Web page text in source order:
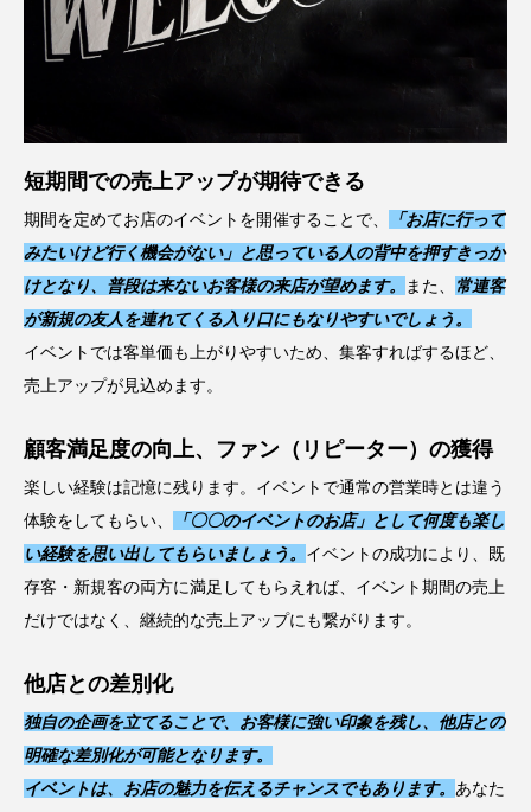
短期間での売上アップが期待できる
期間を定めてお店のイベントを開催することで、
「お店に行って
みたいけど行く機会がない」と思っている人の背中を押すきっか
けとなり、普段は来ないお客様の来店が望めます。
また、
常連客
が新規の友人を連れてくる入り口にもなりやすいでしょう。
イベントでは客単価も上がりやすいため、集客すればするほど、
売上アップが見込めます。
顧客満足度の向上、ファン（リピーター）の獲得
楽しい経験は記憶に残ります。イベントで通常の営業時とは違う
体験をしてもらい、
「〇〇のイベントのお店」として何度も楽し
い経験を思い出してもらいましょう。 イベントの成功により、既
存客・新規客の両方に満足してもらえれば、イベント期間の売上
だけではなく、継続的な売上アップにも繋がります。
他店との差別化
独自の企画を立てることで、お客様に強い印象を残し、他店との
明確な差別化が可能となります。
イベントは、お店の魅力を伝えるチャンスでもあります。 あなた